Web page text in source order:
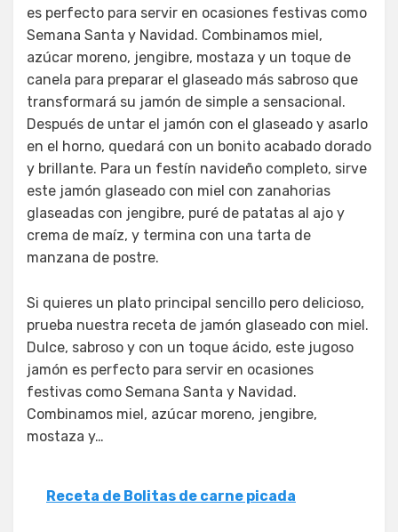
es perfecto para servir en ocasiones festivas como
Semana Santa y Navidad. Combinamos miel,
azúcar moreno, jengibre, mostaza y un toque de
canela para preparar el glaseado más sabroso que
transformará su jamón de simple a sensacional.
Después de untar el jamón con el glaseado y asarlo
en el horno, quedará con un bonito acabado dorado
y brillante. Para un festín navideño completo, sirve
este jamón glaseado con miel con zanahorias
glaseadas con jengibre, puré de patatas al ajo y
crema de maíz, y termina con una tarta de
manzana de postre.
Si quieres un plato principal sencillo pero delicioso,
prueba nuestra receta de jamón glaseado con miel.
Dulce, sabroso y con un toque ácido, este jugoso
jamón es perfecto para servir en ocasiones
festivas como Semana Santa y Navidad.
Combinamos miel, azúcar moreno, jengibre,
mostaza y…
Receta de Bolitas de carne picada